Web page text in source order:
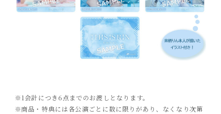
※1会計につき6点までのお渡しとなります。
※商品・特典には各公演ごとに数に限りがあり、なくなり次第